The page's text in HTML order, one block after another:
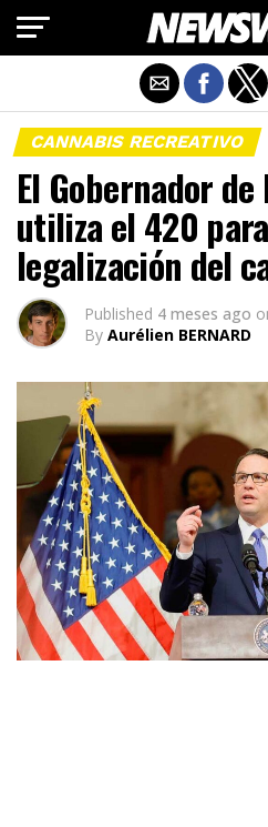
CANNABIS RECREATIVO
El Gobernador
utiliza el 420
legalización del
Published 4 meses ago
By Aurélien BERNARD
Salir de la